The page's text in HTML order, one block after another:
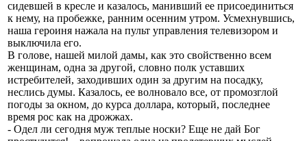
сидевшей в кресле и казалось, манивший ее присоединиться
к нему, на пробежке, ранним осенним утром. Усмехнувшись,
наша героиня нажала на пульт управления телевизором и
выключила его.
В голове, нашей милой дамы, как это свойственно всем
женщинам, одна за другой, словно полк уставших
истребителей, заходивших один за другим на посадку,
неслись думы. Казалось, ее волновало все, от промозглой
погоды за окном, до курса доллара, который, последнее
время рос как на дрожжах.
- Одел ли сегодня муж теплые носки? Еще не дай Бог